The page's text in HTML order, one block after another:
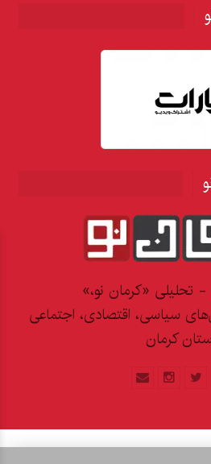
- تحلیلی «کرمان نو،»
سیاسی، اقتصادی، اجتماعی
کرمان